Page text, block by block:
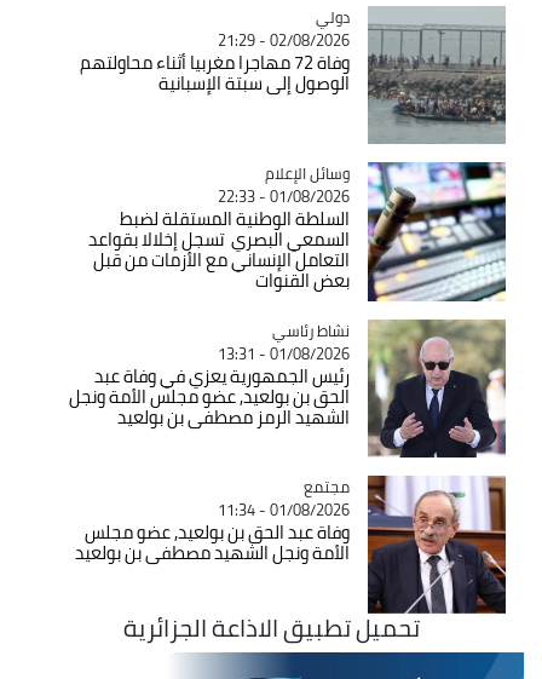
Catégorie
دولي
02/08/2026 - 21:29
وفاة 72 مهاجرا مغربيا أثناء محاولتهم
الوصول إلى سبتة الإسبانية
Catégorie
وسائل الإعلام
01/08/2026 - 22:33
السلطة الوطنية المستقلة لضبط
السمعي البصري تسجل إخلالا بقواعد
التعامل الإنساني مع الأزمات من قبل
بعض القنوات
Catégorie
نشاط رئاسي
01/08/2026 - 13:31
رئيس الجمهورية يعزي في وفاة عبد
الحق بن بولعيد, عضو مجلس الأمة ونجل
الشهيد الرمز مصطفى بن بولعيد
Catégorie
مجتمع
01/08/2026 - 11:34
وفاة عبد الحق بن بولعيد, عضو مجلس
الأمة ونجل الشهيد مصطفى بن بولعيد
تحميل تطبيق الاذاعة الجزائرية